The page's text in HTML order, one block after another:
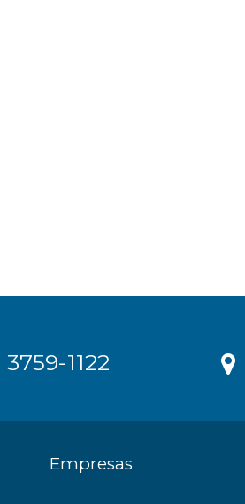
3759-1122
Empresas